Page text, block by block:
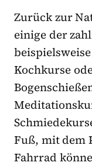
Zurück zur
einige der
Kochkurse
Fuß, mit dem
Fahrrad